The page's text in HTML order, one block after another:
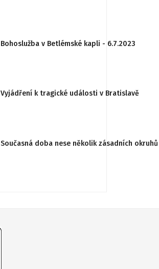
Bohoslužba v Betlémské kapli - 6.7.2023
Vyjádření k tragické události v Bratislavě
Současná doba nese několik zásadních